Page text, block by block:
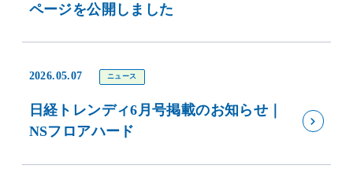
ページを公開しました
2026.05.07 ニュース
日経トレンディ6月号掲載のお知らせ｜
NSフロアハード